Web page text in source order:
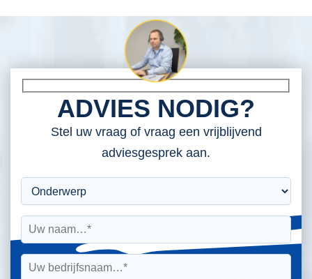
ADVIES NODIG?
Stel uw vraag of vraag een vrijblijvend
adviesgesprek aan.